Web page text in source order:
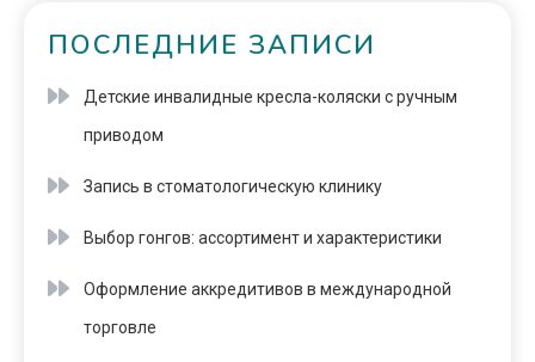
ПОСЛЕДНИЕ ЗАПИСИ
Детские инвалидные кресла-коляски с ручным
приводом
Запись в стоматологическую клинику
Выбор гонгов: ассортимент и характеристики
Оформление аккредитивов в международной
торговле